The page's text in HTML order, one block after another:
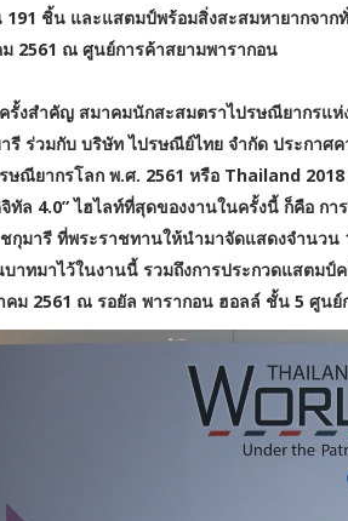
191 ชิ้น และแสตมป์พร้อมสิ่งสะสมหายากจา
2561 ณ ศูนย์การค้าสยามพารากอน
รั้งสำคัญ สมาคมนักสะสมตราไปรษณียากรแห่
รี ร่วมกับ บริษัท ไปรษณีย์ไทย จำกัด ประกาศ
ษณียากรโลก พ.ศ. 2561 หรือ Thailand
ทัล 4.0” ไฮไลท์ที่สุดของงานในครั้งนี้ ก็คือ ก
กุมารี ที่พระราชทานให้นำมาจัดแสดงจำนว
าทมาไว้ในงานนี้ รวมถึงการประกวดแสตม
คม 2561 ณ รอยัล พารากอน ฮอลล์ ชั้น 5 ศูนย์